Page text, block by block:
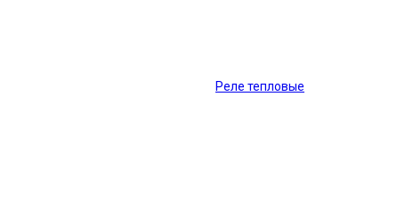
Реле тепловые